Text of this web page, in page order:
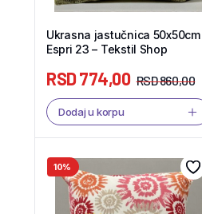
Ukrasna jastučnica 50x50cm
Espri 23 – Tekstil Shop
RSD860,00
RSD774,00
Dodaj u korpu
10%